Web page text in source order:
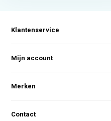
Klantenservice
Mijn account
Merken
Contact